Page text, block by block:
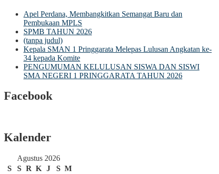
Apel Perdana, Membangkitkan Semangat Baru dan
Pembukaan MPLS
SPMB TAHUN 2026
(tanpa judul)
Kepala SMAN 1 Pringgarata Melepas Lulusan Angkatan ke-
34 kepada Komite
PENGUMUMAN KELULUSAN SISWA DAN SISWI
SMA NEGERI 1 PRINGGARATA TAHUN 2026
Facebook
Kalender
Agustus 2026
S
S R K J S M